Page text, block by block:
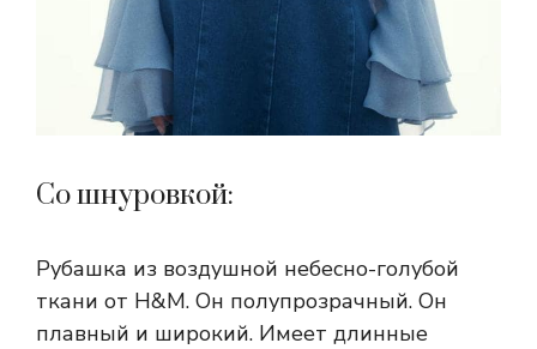
Со шнуровкой:
Рубашка из воздушной небесно-голубой
ткани от H&M. Он полупрозрачный. Он
плавный и широкий. Имеет длинные